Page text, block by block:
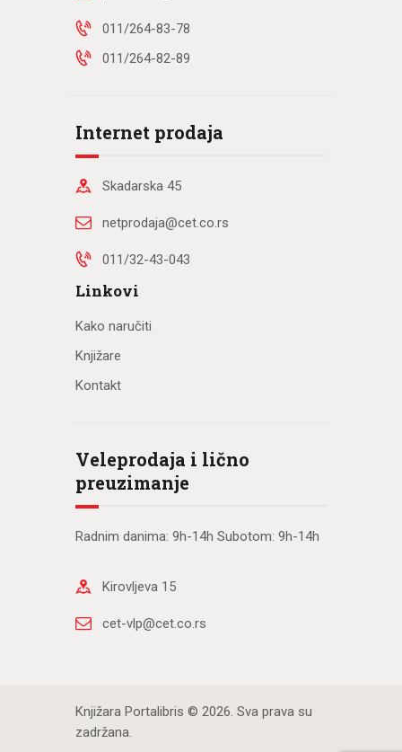
011/264-83-78
011/264-82-89
Internet prodaja
Skadarska 45
netprodaja@cet.co.rs
011/32-43-043
Linkovi
Kako naručiti
Knjižare
Kontakt
Veleprodaja i lično
preuzimanje
Radnim danima: 9h-14h Subotom: 9h-14h
Kirovljeva 15
cet-vlp@cet.co.rs
Knjižara Portalibris © 2026. Sva prava su
zadržana.